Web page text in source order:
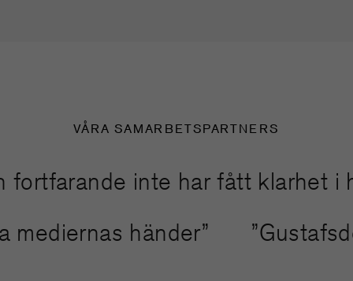
VÅRA SAMARBETSPARTNERS
inte har fått klarhet i
mediernas händer”